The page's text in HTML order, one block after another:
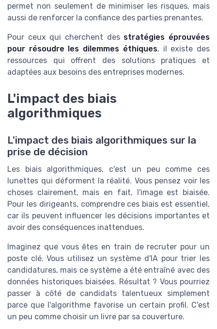
permet non seulement de minimiser les risques, mais
aussi de renforcer la confiance des parties prenantes.
Pour ceux qui cherchent des stratégies éprouvées
pour résoudre les dilemmes éthiques, il existe des
ressources qui offrent des solutions pratiques et
adaptées aux besoins des entreprises modernes.
L'impact des biais
algorithmiques
L'impact des biais algorithmiques sur la
prise de décision
Les biais algorithmiques, c'est un peu comme ces
lunettes qui déforment la réalité. Vous pensez voir les
choses clairement, mais en fait, l'image est biaisée.
Pour les dirigeants, comprendre ces biais est essentiel,
car ils peuvent influencer les décisions importantes et
avoir des conséquences inattendues.
Imaginez que vous êtes en train de recruter pour un
poste clé. Vous utilisez un système d'IA pour trier les
candidatures, mais ce système a été entraîné avec des
données historiques biaisées. Résultat ? Vous pourriez
passer à côté de candidats talentueux simplement
parce que l'algorithme favorise un certain profil. C'est
un peu comme choisir un livre par sa couverture.